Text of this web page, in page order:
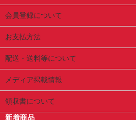
会員登録について
お支払方法
配送・送料等について
メディア掲載情報
領収書について
新着商品